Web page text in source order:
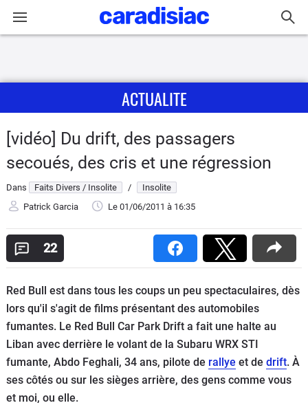
Actu
Essais
Guide
Electriques
Utilitaires
Flottes
Auto
Services
ACTUALITE
[vidéo] Du drift, des passagers
secoués, des cris et une régression
Dans Faits Divers / Insolite /
Insolite
Patrick Garcia
Le 01/06/2011 à 16:35
22
Red Bull est dans tous les coups un peu spectaculaires, dès
lors qu'il s'agit de films présentant des automobiles
fumantes. Le Red Bull Car Park Drift a fait une halte au
Liban avec derrière le volant de la Subaru WRX STI
fumante, Abdo Feghali, 34 ans, pilote de rallye et de drift. À
ses côtés ou sur les sièges arrière, des gens comme vous
et moi, ou elle.